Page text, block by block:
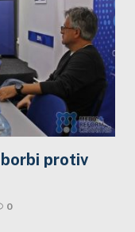
protiv
0